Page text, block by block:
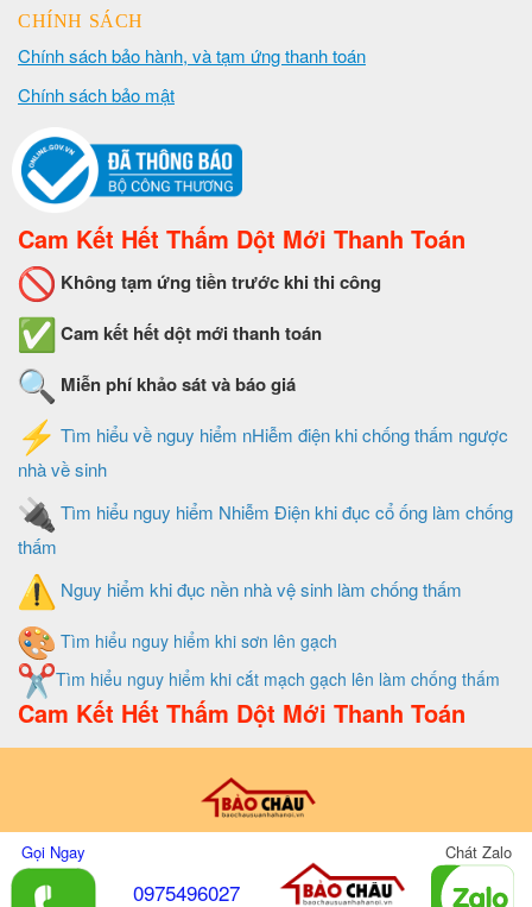
CHÍNH SÁCH
Chính sách bảo hành, và tạm ứng thanh toán
Chính sách bảo mật
Cam Kết Hết Thấm Dột Mới Thanh Toán
Không tạm ứng tiền trước khi thi công
Cam kết hết dột mới thanh toán
Miễn phí khảo sát và báo giá
Tìm hiểu về nguy hiểm nHiễm điện khi chống thấm ngược
nhà về sinh
Tìm hiểu nguy hiểm Nhiễm Điện khi đục cổ ống làm chống
thấm
Nguy hiểm khi đục nền nhà vệ sinh làm chống thấm
Tìm hiểu nguy hiểm khi sơn lên gạch
Tìm hiểu nguy hiểm khi cắt mạch gạch lên làm chống thấm
Cam Kết Hết Thấm Dột Mới Thanh Toán
Gọi Ngay
0975496027
Chát Zalo